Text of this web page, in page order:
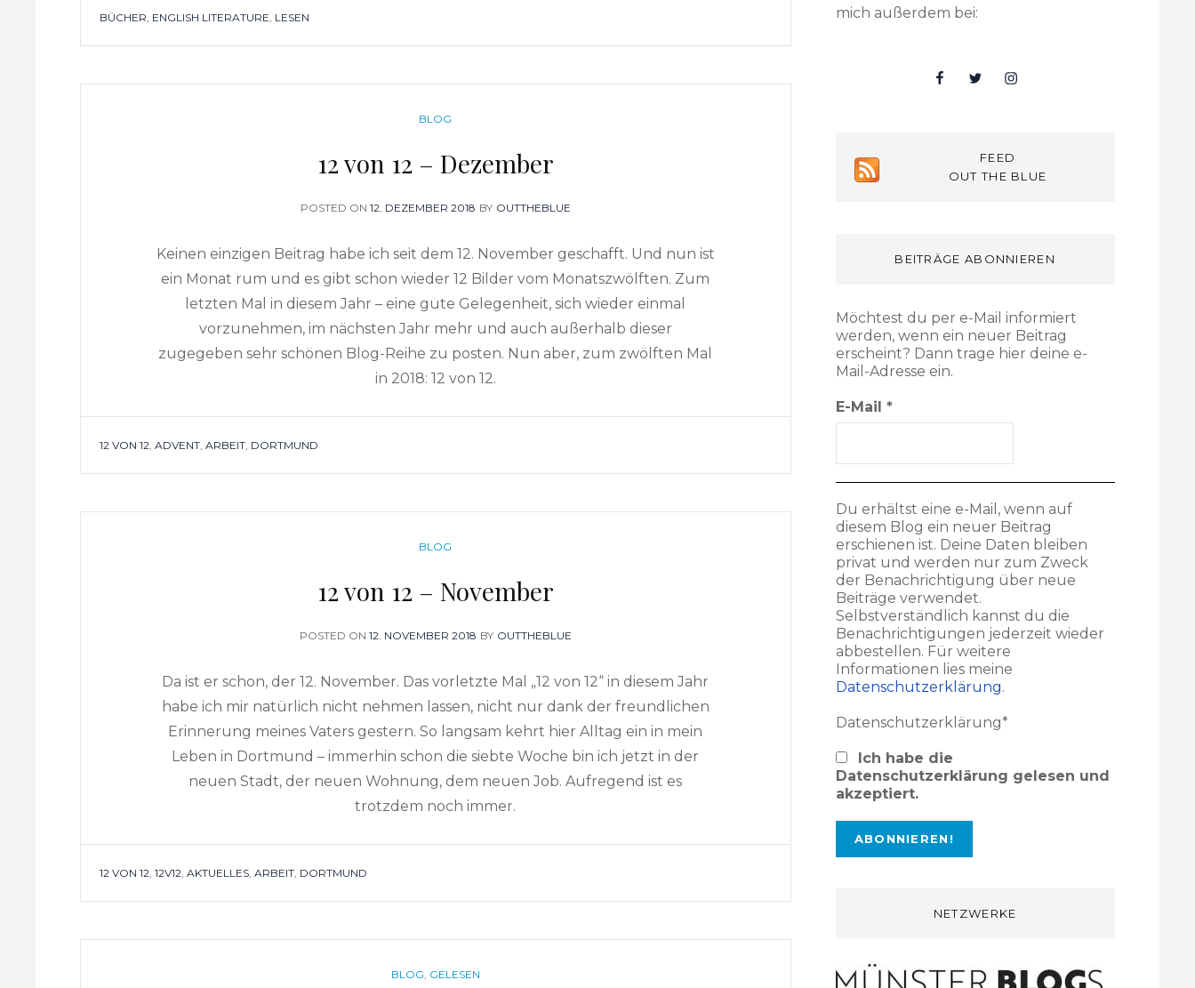
TAGS
BÜCHER, ENGLISH LITERATURE, LESEN
CATEGORIES
BLOG
12 von 12 – Dezember
POSTED ON POSTED
12. DEZEMBER 2018 BY OUTTHEBLUE
Keinen einzigen Beitrag habe ich seit dem 12. November geschafft. Und nun ist
ein Monat rum und es gibt schon wieder 12 Bilder vom Monatszwölften. Zum
letzten Mal in diesem Jahr – eine gute Gelegenheit, sich wieder einmal
vorzunehmen, im nächsten Jahr mehr und auch außerhalb dieser
zugegeben sehr schönen Blog-Reihe zu posten. Nun aber, zum zwölften Mal
in 2018: 12 von 12.
TAGS
12 VON 12,ADVENT,ARBEIT, DORTMUND
CATEGORIES
BLOG
12 von 12 – November
POSTED ON POSTED
12. NOVEMBER 2018 BY OUTTHEBLUE
Da ist er schon, der 12. November. Das vorletzte Mal „12 von 12“ in diesem Jahr
habe ich mir natürlich nicht nehmen lassen, nicht nur dank der freundlichen
Erinnerung meines Vaters gestern. So langsam kehrt hier Alltag ein in mein
Leben in Dortmund – immerhin schon die siebte Woche bin ich jetzt in der
neuen Stadt, der neuen Wohnung, dem neuen Job. Aufregend ist es
trotzdem noch immer.
TAGS
12 VON 12,12V12,AKTUELLES,ARBEIT, DORTMUND
CATEGORIES
BLOG, GELESEN
mich außerdem bei:
FacebookTwitterInsta
FEED
OUT THE BLUE
BEITRÄGE ABONNIEREN
Möchtest du per e-Mail informiert
werden, wenn ein neuer Beitrag
erscheint? Dann trage hier deine e-
Mail-Adresse ein.
E-Mail *
Du erhältst eine e-Mail, wenn auf
diesem Blog ein neuer Beitrag
erschienen ist. Deine Daten bleiben
privat und werden nur zum Zweck
der Benachrichtigung über neue
Beiträge verwendet.
Selbstverständlich kannst du die
Benachrichtigungen jederzeit wieder
abbestellen. Für weitere
Informationen lies meine
Datenschutzerklärung.
Datenschutzerklärung*
Ich habe die
Datenschutzerklärung gelesen und
akzeptiert.
NETZWERKE